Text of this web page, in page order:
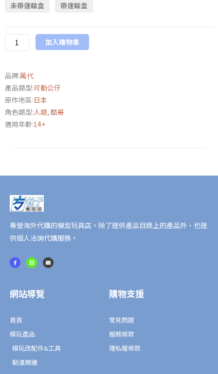
未帶運輸盒 帶運輸盒
會
限
騎
士
GEATS》
假
面
推
態
MK3
數
加入購物車
品牌:萬代
產品類型:可動公仔
原作地區:日本
角色類型:人類, 酷哥
適用年齡:14+
專營海外代購的模型玩具店。除了提供產品目錄上的產品外，也提
供個人洽詢代購服務。
F
a
c
k
-
L
i
n
E
n
v
網站導覽
首頁
模玩產品
模玩改配件&工具
動漫周邊
購物支援
常見問題
服務條款
隱私權條款